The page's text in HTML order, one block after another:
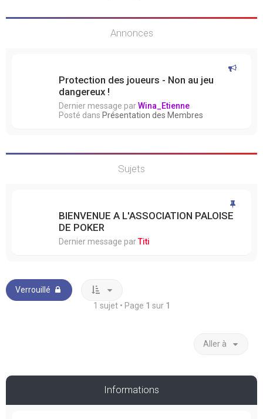
Annonces
Protection des joueurs - Non au jeu
dangereux !
Dernier message parWina_Etienne
Posté dans Présentation des Membres
Sujets
BIENVENUE A L'ASSOCIATION PALOISE
DE POKER
Dernier message parTiti
Verrouillé
1 sujet • Page 1 sur 1
Aller à
Informations